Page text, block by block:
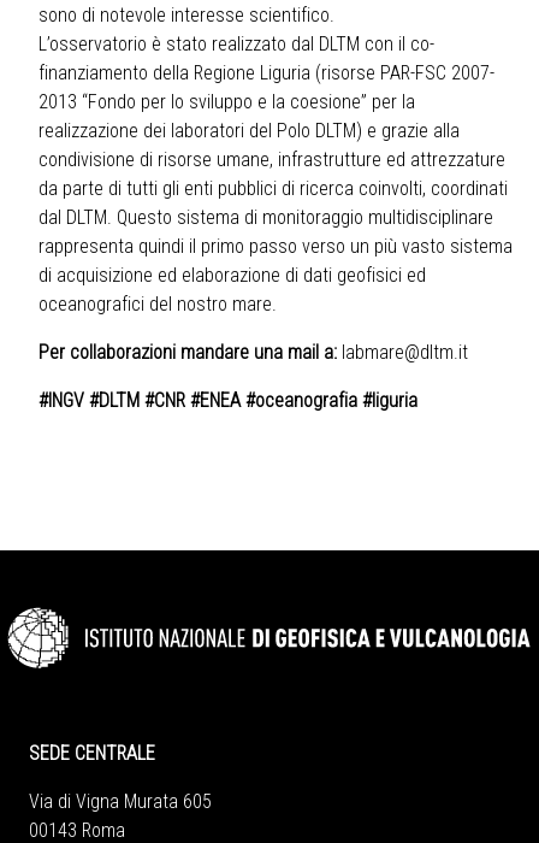
sono di notevole interesse scientifico.
L’osservatorio è stato realizzato dal DLTM con il co-
finanziamento della Regione Liguria (risorse PAR-FSC 2007-
2013 “Fondo per lo sviluppo e la coesione” per la
realizzazione dei laboratori del Polo DLTM) e grazie alla
condivisione di risorse umane, infrastrutture ed attrezzature
da parte di tutti gli enti pubblici di ricerca coinvolti, coordinati
dal DLTM. Questo sistema di monitoraggio multidisciplinare
rappresenta quindi il primo passo verso un più vasto sistema
di acquisizione ed elaborazione di dati geofisici ed
oceanografici del nostro mare.
Per collaborazioni mandare una mail a: labmare@dltm.it
#INGV #DLTM #CNR #ENEA #oceanografia #liguria
SEDE CENTRALE
Via di Vigna Murata 605
00143 Roma